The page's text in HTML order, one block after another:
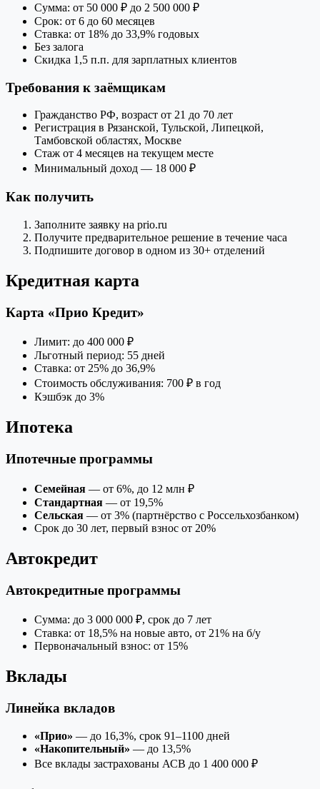
Сумма: от 50 000 ₽ до 2 500 000 ₽
Срок: от 6 до 60 месяцев
Ставка: от 18% до 33,9% годовых
Без залога
Скидка 1,5 п.п. для зарплатных клиентов
Требования к заёмщикам
Гражданство РФ, возраст от 21 до 70 лет
Регистрация в Рязанской, Тульской, Липецкой,
Тамбовской областях, Москве
Стаж от 4 месяцев на текущем месте
Минимальный доход — 18 000 ₽
Как получить
Заполните заявку на prio.ru
Получите предварительное решение в течение часа
Подпишите договор в одном из 30+ отделений
Кредитная карта
Карта «Прио Кредит»
Лимит: до 400 000 ₽
Льготный период: 55 дней
Ставка: от 25% до 36,9%
Стоимость обслуживания: 700 ₽ в год
Кэшбэк до 3%
Ипотека
Ипотечные программы
Семейная — от 6%, до 12 млн ₽
Стандартная — от 19,5%
Сельская — от 3% (партнёрство с Россельхозбанком)
Срок до 30 лет, первый взнос от 20%
Автокредит
Автокредитные программы
Сумма: до 3 000 000 ₽, срок до 7 лет
Ставка: от 18,5% на новые авто, от 21% на б/у
Первоначальный взнос: от 15%
Вклады
Линейка вкладов
«Прио» — до 16,3%, срок 91–1100 дней
«Накопительный» — до 13,5%
Все вклады застрахованы АСВ до 1 400 000 ₽